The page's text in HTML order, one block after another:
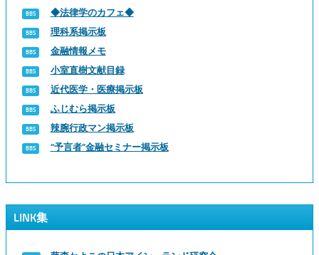
◆法律学のカフェ◆
理科系掲示板
金融情報メモ
小室直樹文献目録
近代医学・医療掲示板
ふじむら掲示板
辣腕行政マン掲示板
“予言者”金融セミナー掲示板
LINK集